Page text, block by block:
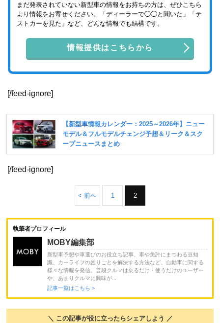
まだ発表されていない新型車の情報をお持ちの方は、ぜひこちら
より情報をお寄せください。「ディーラーで◯◯と聞いた」「テ
ストカーを見た」など、どんな情報でも結構です。
情報提供はこちらから
[/feed-ignore]
[/feed-ignore]
< 前へ 1 2
執筆者プロフィール
MOBY編集部
新型車予想や車選びのお役立ち記事、車や免許にまつわる豆知
識、カーライフの困りごとを解決する方法など、自動車に関する
様々な情報を発信。普段クルマは乗るだけ・使うだけのユーザー
や、あまりクルマに興味が...
記事一覧はこちら >
＼ この記事が役に立ったらシェアしよう ／